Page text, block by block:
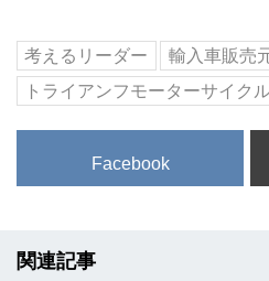
考えるリーダー
輸入車販売
トライアンフモーターサイク
Facebook
関連記事